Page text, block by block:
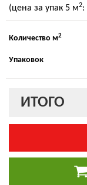
(цена за упак 5 м2:
Количество м2
Упаковок
ИТОГО